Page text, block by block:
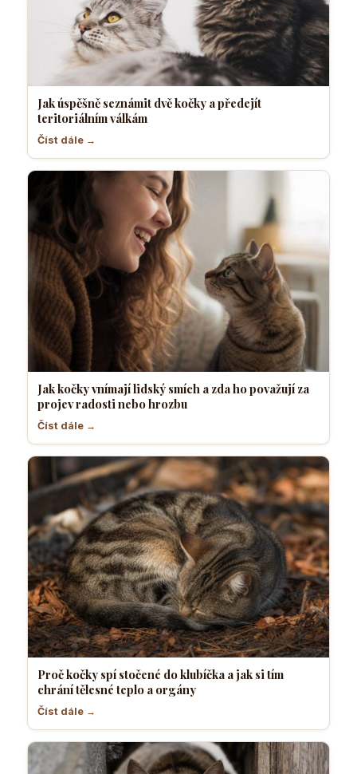
Jak úspěšně seznámit dvě kočky a předejít
teritoriálním válkám
Číst dále →
Jak kočky vnímají lidský smích a zda ho považují za
projev radosti nebo hrozbu
Číst dále →
Proč kočky spí stočené do klubíčka a jak si tím
chrání tělesné teplo a orgány
Číst dále →